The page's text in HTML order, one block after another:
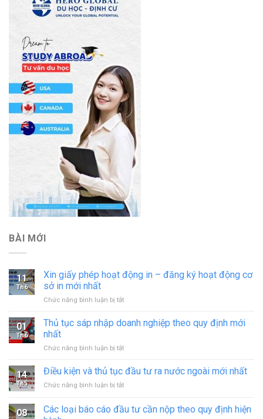
BÀI MỚI
11
Th6
Xin giấy phép hoạt động in – đăng ký hoạt động cơ
sở in mới nhất
Chức năng bình luận bị tắtở
động
–
ký
động
01
Th6
Thủ tục sáp nhập doanh nghiệp theo quy định mới
nhất
Chức năng bình luận bị tắtở
tục
nhập
nghiệp
14
Th5
Điều kiện và thủ tục đầu tư ra nước ngoài mới nhất
Chức năng bình luận bị tắtở
và
08
Các loại báo cáo đầu tư cần nộp theo quy định hiện